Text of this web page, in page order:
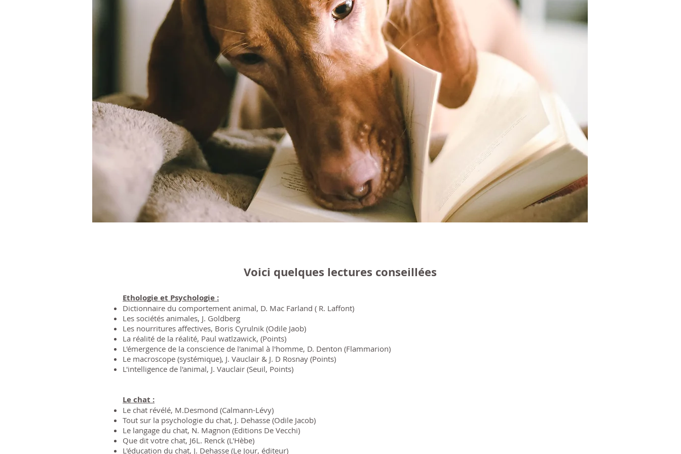
Voici quelques lectures conseillées
Ethologie et Psychologie :
Dictionnaire du comportement animal, D. Mac Farland ( R. Laffont)
Les sociétés animales, J. Goldberg
Les nourritures affectives, Boris Cyrulnik (Odile Jaob)
La réalité de la réalité, Paul watlzawick, (Points)
L'émergence de la conscience de l'animal à l'homme, D. Denton (Flammarion)
Le macroscope (systémique), J. Vauclair & J. D Rosnay (Points)
L'intelligence de l'animal, J. Vauclair (Seuil, Points)
Le chat :
Le chat révélé, M.Desmond (Calmann-Lévy)
Tout sur la psychologie du chat, J. Dehasse (Odile Jacob)
Le langage du chat, N. Magnon (Editions De Vecchi)
Que dit votre chat, J6L. Renck (L'Hèbe)
L'éducation du chat, J. Dehasse (Le Jour, éditeur)